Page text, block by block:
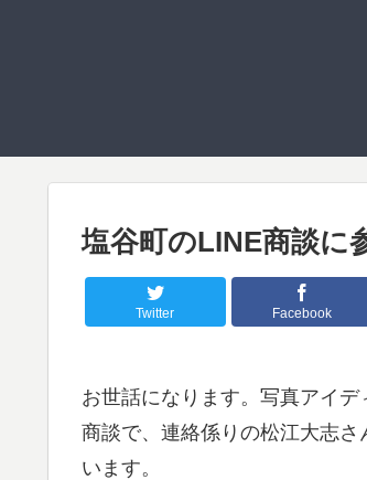
塩谷町のLINE商談に
Twitter Facebook
お世話になります。写真アイ
商談で、連絡係りの松江大志
います。